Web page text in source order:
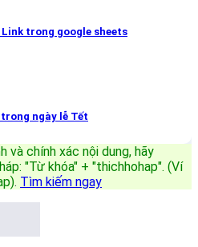
trong google sheets
ngày lễ Tết
và chính xác nội dung, hãy
"Từ khóa" + "thichhohap". (Ví
. Tìm kiếm ngay